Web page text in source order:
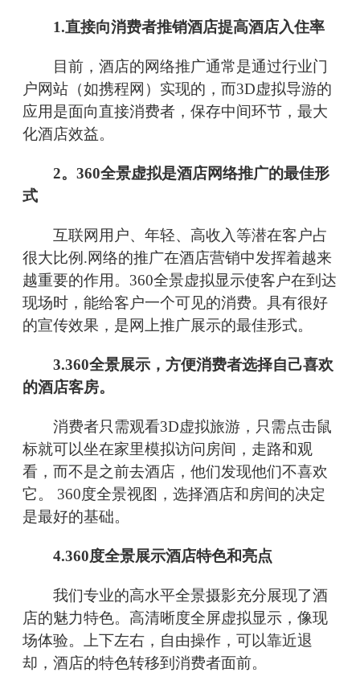
1.直接向消费者推销酒店提高酒店入住率
目前，酒店的网络推广通常是通过行业门
户网站（如携程网）实现的，而3D虚拟导游的
应用是面向直接消费者，保存中间环节，最大
化酒店效益。
2。360全景虚拟是酒店网络推广的最佳形
式
互联网用户、年轻、高收入等潜在客户占
很大比例.网络的推广在酒店营销中发挥着越来
越重要的作用。360全景虚拟显示使客户在到达
现场时，能给客户一个可见的消费。具有很好
的宣传效果，是网上推广展示的最佳形式。
3.360全景展示，方便消费者选择自己喜欢
的酒店客房。
消费者只需观看3D虚拟旅游，只需点击鼠
标就可以坐在家里模拟访问房间，走路和观
看，而不是之前去酒店，他们发现他们不喜欢
它。 360度全景视图，选择酒店和房间的决定
是最好的基础。
4.360度全景展示酒店特色和亮点
我们专业的高水平全景摄影充分展现了酒
店的魅力特色。高清晰度全屏虚拟显示，像现
场体验。上下左右，自由操作，可以靠近退
却，酒店的特色转移到消费者面前。